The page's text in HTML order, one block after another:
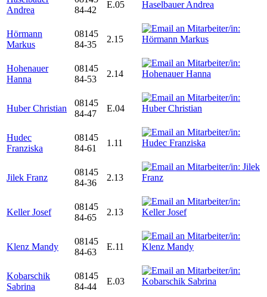
Andrea
84-42
E.05
Hörmann
Markus
08145
84-35
2.15
Hohenauer
Hanna
08145
84-53
2.14
Huber Christian
08145
84-47
E.04
Hudec
Franziska
08145
84-61
1.11
Jilek Franz
08145
84-36
2.13
Keller Josef
08145
84-65
2.13
Klenz Mandy
08145
84-63
E.11
Kobarschik
Sabrina
08145
84-44
E.03